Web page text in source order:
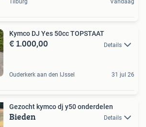
Tilburg Vandaag
Kymco DJ Yes 50cc TOPSTAAT
€ 1.000,00 Details
Ouderkerk aan den IJssel 31 jul 26
Gezocht kymco dj y50 onderdelen
Bieden Details